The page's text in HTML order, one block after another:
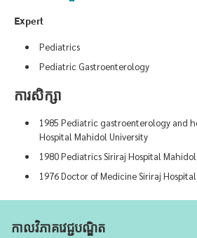
Expert
Pediatrics
Pediatric Gastroenterology
ការសិក្សា
1985 Pediatric gastroenterology and
Hospital Mahidol University
1980 Pediatrics Siriraj Hospital
1976 Doctor of Medicine Siriraj
កាលវិភាគវេជ្ជបណ្ឌិត